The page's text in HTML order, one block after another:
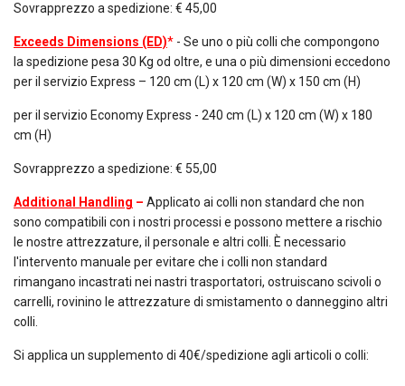
Sovrapprezzo a spedizione: € 45,00
Exceeds Dimensions (ED)* - Se uno o più colli che compongono
la spedizione pesa 30 Kg od oltre, e una o più dimensioni eccedono
per il servizio Express – 120 cm (L) x 120 cm (W) x 150 cm (H)
per il servizio Economy Express - 240 cm (L) x 120 cm (W) x 180
cm (H)
Sovrapprezzo a spedizione: € 55,00
Additional Handling – Applicato ai colli non standard che non
sono compatibili con i nostri processi e possono mettere a rischio
le nostre attrezzature, il personale e altri colli. È necessario
l'intervento manuale per evitare che i colli non standard
rimangano incastrati nei nastri trasportatori, ostruiscano scivoli o
carrelli, rovinino le attrezzature di smistamento o danneggino altri
colli.
Si applica un supplemento di 40€/spedizione agli articoli o colli: